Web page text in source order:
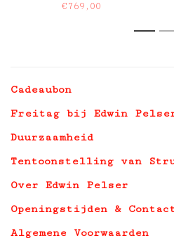
€769,00
1
Cadeaubon
Freitag bij Edwin
Duurzaamheid
Tentoonstelling van
Over Edwin Pelser
Openingstijden &
Algemene Voorwaarden